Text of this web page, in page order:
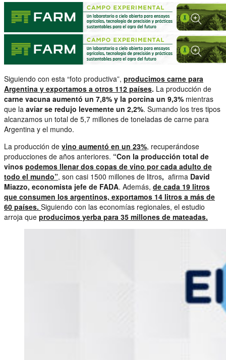
Siguiendo con esta “foto productiva”, producimos carne para
Argentina y exportamos a otros 112 países. La producción de
carne vacuna aumentó un 7,8% y la porcina un 9,3% mientras
que la aviar se redujo levemente un 2,2%. Sumando los tres tipos
alcanzamos un total de 5,7 millones de toneladas de carne para
Argentina y el mundo.
La producción de vino aumentó en un 23%, recuperándose
producciones de años anteriores. “Con la producción total de
vinos podemos llenar dos copas de vino por cada adulto de
todo el mundo”, son casi 1500 millones de litros, afirma David
Miazzo, economista jefe de FADA. Además, de cada 19 litros
que consumen los argentinos, exportamos 14 litros a más de
60 países. Siguiendo con las economías regionales, el estudio
arroja que producimos yerba para 35 millones de mateadas.